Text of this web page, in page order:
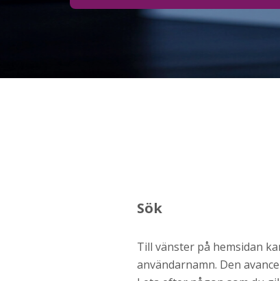
Steg2
Ditt
Sekretesspolicyn
information och reklam via e-post från
STARTA NU!
Sök
Till vänster på hemsidan
användarnamn. Den